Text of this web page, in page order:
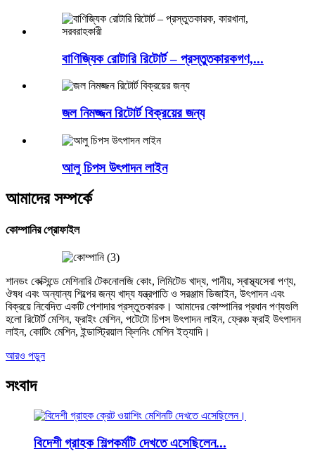
বাণিজ্যিক রোটারি রিটোর্ট – প্রস্তুতকারকগণ,...
জল নিমজ্জন রিটোর্ট বিক্রয়ের জন্য
আলু চিপস উৎপাদন লাইন
আমাদের সম্পর্কে
কোম্পানির প্রোফাইল
শানডং কেক্সিন্ডে মেশিনারি টেকনোলজি কোং, লিমিটেড খাদ্য, পানীয়, স্বাস্থ্যসেবা পণ্য,
ঔষধ এবং অন্যান্য শিল্পের জন্য খাদ্য যন্ত্রপাতি ও সরঞ্জাম ডিজাইন, উৎপাদন এবং
বিক্রয়ে নিবেদিত একটি পেশাদার প্রস্তুতকারক। আমাদের কোম্পানির প্রধান পণ্যগুলি
হলো রিটোর্ট মেশিন, ফ্রাইং মেশিন, পটেটো চিপস উৎপাদন লাইন, ফ্রেঞ্চ ফ্রাই উৎপাদন
লাইন, কোটিং মেশিন, ইন্ডাস্ট্রিয়াল ক্লিনিং মেশিন ইত্যাদি।
আরও পড়ুন
সংবাদ
বিদেশী গ্রাহক শিল্পকর্মটি দেখতে এসেছিলেন...